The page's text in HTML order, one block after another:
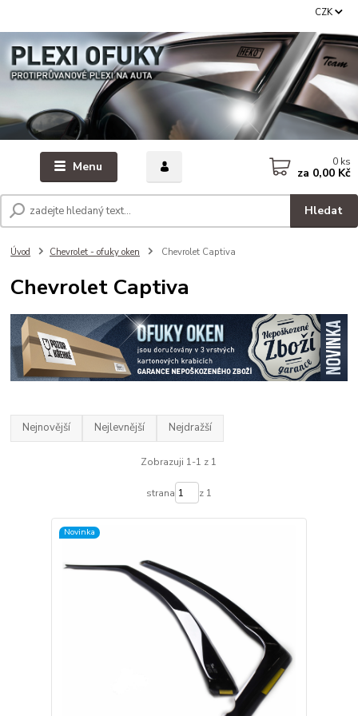
Menu
CZK
Hledat
0 ks
za 0,00 Kč
Úvod Chevrolet - ofuky oken Chevrolet Captiva
Chevrolet Captiva
Nejnovější Nejlevnější Nejdražší
Zobrazuji 1-1 z 1
strana z 1
Novinka